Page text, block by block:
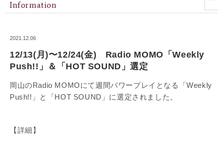
Information
2021.12.06
12/13(月)〜12/24(金) Radio MOMO「Weekly
Push!!」＆「HOT SOUND」選定
岡山のRadio MOMOにて週間パワープレイとなる「Weekly
Push!!」と「HOT SOUND」に選定されました。
【詳細】